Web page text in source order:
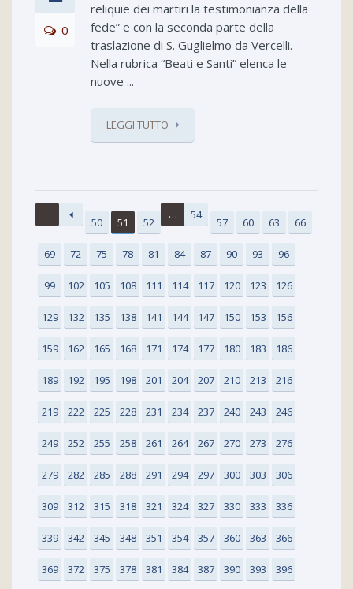
0
reliquie dei martiri la testimonianza della
fede” e con la seconda parte della
traslazione di S. Guglielmo da Vercelli.
Nella rubrica “Beati e Santi” elenca le
nuove ...
LEGGI TUTTO
50 51 52
… 54
57 60 63 66
69 72 75 78 81 84 87 90 93 96
99 102 105 108 111 114 117 120 123 126
129 132 135 138 141 144 147 150 153 156
159 162 165 168 171 174 177 180 183 186
189 192 195 198 201 204 207 210 213 216
219 222 225 228 231 234 237 240 243 246
249 252 255 258 261 264 267 270 273 276
279 282 285 288 291 294 297 300 303 306
309 312 315 318 321 324 327 330 333 336
339 342 345 348 351 354 357 360 363 366
369 372 375 378 381 384 387 390 393 396